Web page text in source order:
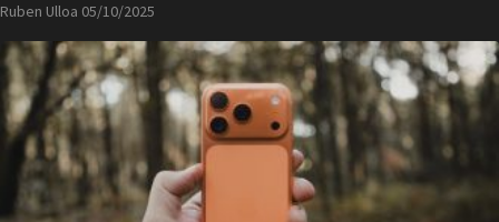
Ruben Ulloa 05/10/2025